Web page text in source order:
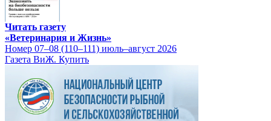
Читать газету
«Ветеринария и Жизнь»
Номер 07–08 (110–111) июль–август 2026
Газета ВиЖ. Купить